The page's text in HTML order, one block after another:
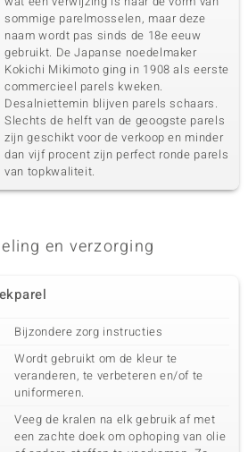
sommige parelmosselen, maar deze
naam wordt pas sinds de 18e eeuw
gebruikt. De Japanse noedelmaker
Kokichi Mikimoto ging in 1908 als eerste
commercieel parels kweken.
Desalniettemin blijven parels schaars.
Slechts de helft van de geoogste parels
zijn geschikt voor de verkoop en minder
dan vijf procent zijn perfect ronde parels
van topkwaliteit.
en verzorging
Bijzondere zorg instructies
Wordt gebruikt om de kleur te
veranderen, te verbeteren en/of te
uniformeren.
Veeg de kralen na elk gebruik af met
een zachte doek om ophoping van olie